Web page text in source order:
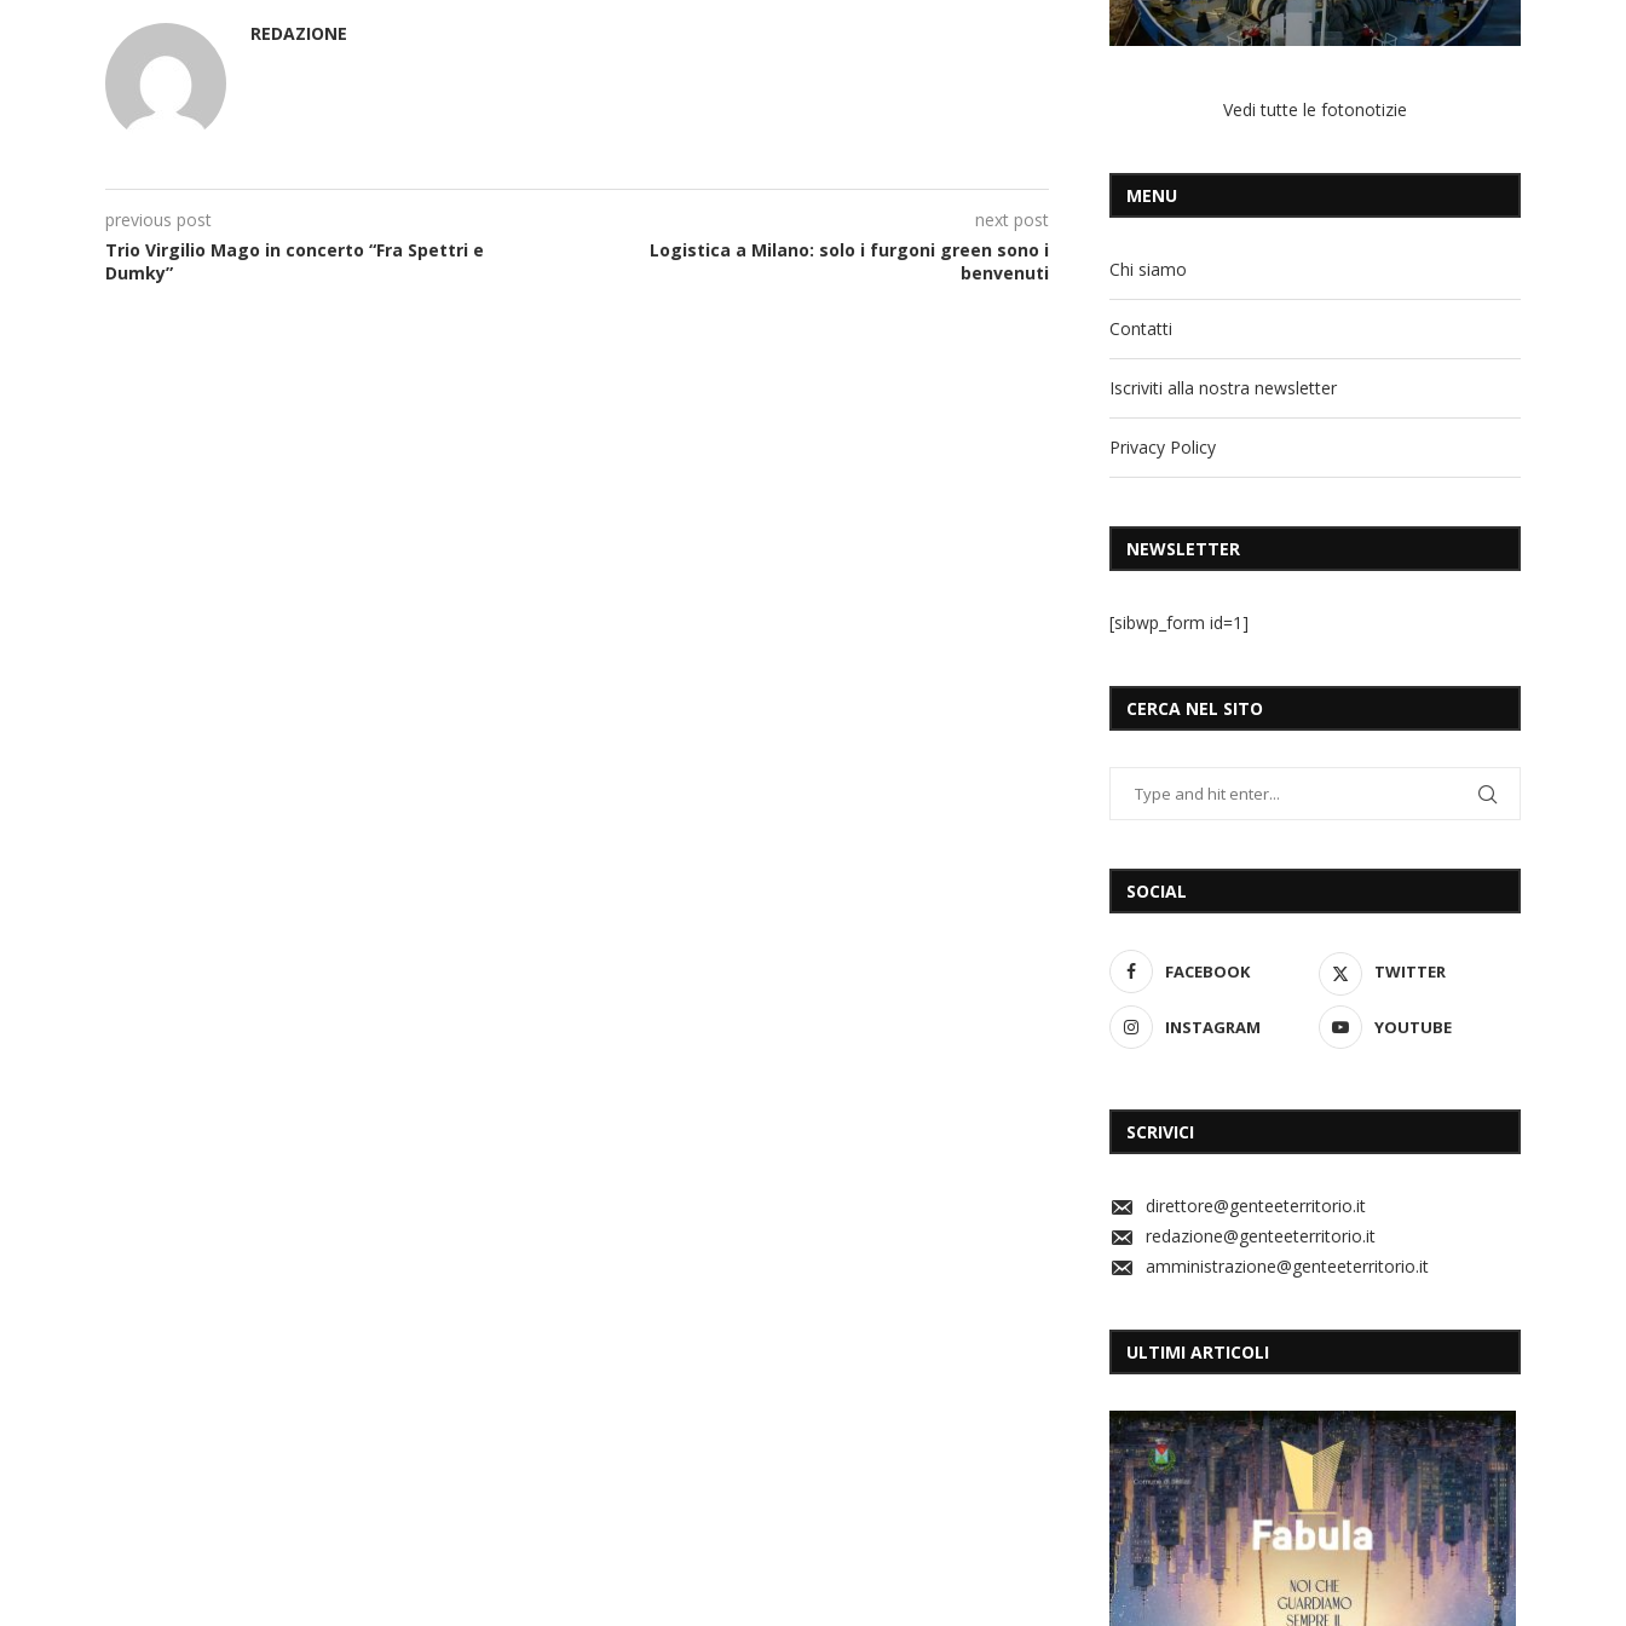
REDAZIONE
previous post
Trio Virgilio Mago in concerto “Fra Spettri e
Dumky”
next post
Logistica a Milano: solo i furgoni green sono i
benvenuti
Vedi tutte le fotonotizie
MENU
Chi siamo
Contatti
Iscriviti alla nostra newsletter
Privacy Policy
NEWSLETTER
[sibwp_form id=1]
CERCA NEL SITO
SOCIAL
FACEBOOK TWITTER
INSTAGRAM YOUTUBE
SCRIVICI
direttore@genteeterritorio.it
redazione@genteeterritorio.it
amministrazione@genteeterritorio.it
ULTIMI ARTICOLI